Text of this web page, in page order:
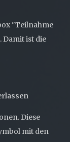
"Teilnahme
Damit ist die
Diese
mit den